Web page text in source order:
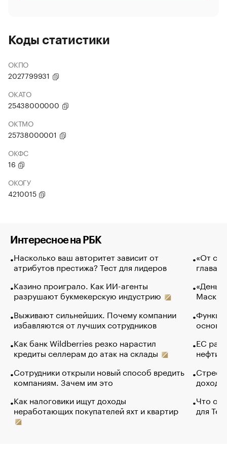
Коды статистики
ОКПО
2027799931
ОКАТО
25438000000
ОКТМО
25738000001
ОКФС
16
ОКОГУ
4210015
Интересное на РБК
Насколько ваш авторитет зависит от
атрибутов престижа? Тест для лидеров
Казино проиграло. Как ИИ-агенты
разрушают букмекерскую индустрию
Выживают сильнейших. Почему компании
избавляются от лучших сотрудников
Как банк Wildberries резко нарастил
кредиты селлерам до атак на склады
Сотрудники открыли новый способ вредить
компаниям. Зачем им это
Как налоговики ищут доходы
неработающих покупателей яхт и квартир
«От
глава
Маск в
основ
ЕС
нефти
Что
для